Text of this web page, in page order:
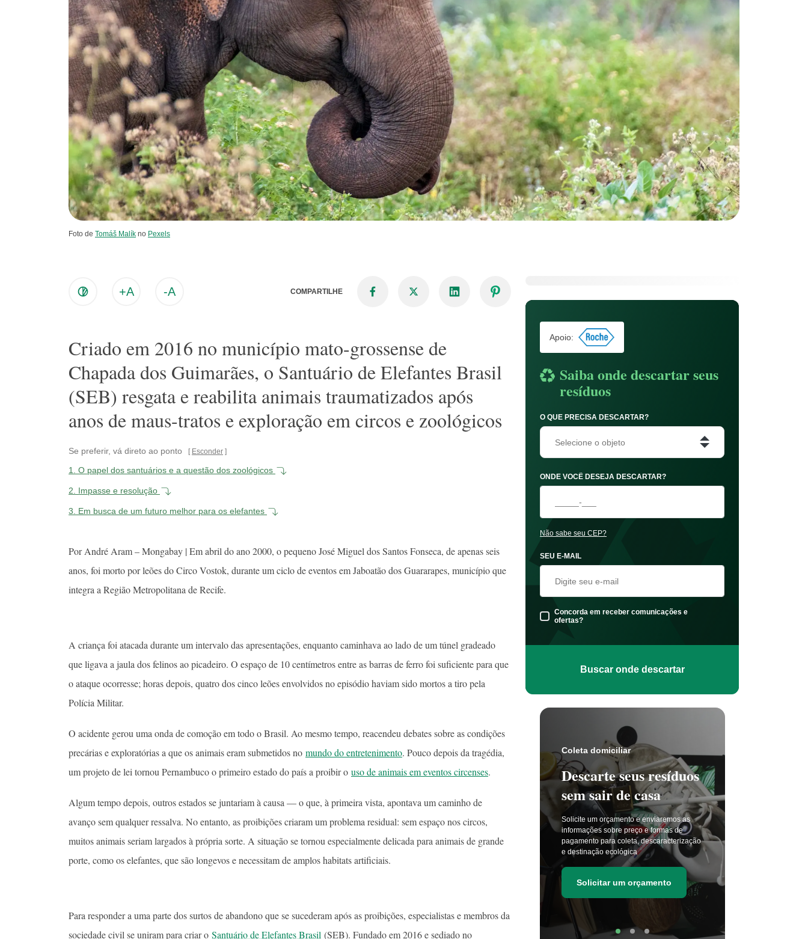
Foto de Tomáš Malík no Pexels
+A -A COMPARTILHE
Criado em 2016 no município mato-grossense de
Chapada dos Guimarães, o Santuário de Elefantes Brasil
(SEB) resgata e reabilita animais traumatizados após
anos de maus-tratos e exploração em circos e zoológicos
Se preferir, vá direto ao ponto Esconder
1. O papel dos santuários e a questão dos zoológicos
2. Impasse e resolução
3. Em busca de um futuro melhor para os elefantes
Por André Aram – Mongabay | Em abril do ano 2000, o pequeno José Miguel dos Santos Fonseca, de apenas seis
anos, foi morto por leões do Circo Vostok, durante um ciclo de eventos em Jaboatão dos Guararapes, município que
integra a Região Metropolitana de Recife.
A criança foi atacada durante um intervalo das apresentações, enquanto caminhava ao lado de um túnel gradeado
que ligava a jaula dos felinos ao picadeiro. O espaço de 10 centímetros entre as barras de ferro foi suficiente para que
o ataque ocorresse; horas depois, quatro dos cinco leões envolvidos no episódio haviam sido mortos a tiro pela
Polícia Militar.
O acidente gerou uma onda de comoção em todo o Brasil. Ao mesmo tempo, reacendeu debates sobre as condições
precárias e exploratórias a que os animais eram submetidos no mundo do entretenimento. Pouco depois da tragédia,
um projeto de lei tornou Pernambuco o primeiro estado do país a proibir o uso de animais em eventos circenses.
Algum tempo depois, outros estados se juntariam à causa — o que, à primeira vista, apontava um caminho de
avanço sem qualquer ressalva. No entanto, as proibições criaram um problema residual: sem espaço nos circos,
muitos animais seriam largados à própria sorte. A situação se tornou especialmente delicada para animais de grande
porte, como os elefantes, que são longevos e necessitam de amplos habitats artificiais.
Para responder a uma parte dos surtos de abandono que se sucederam após as proibições, especialistas e membros da
sociedade civil se uniram para criar o Santuário de Elefantes Brasil (SEB). Fundado em 2016 e sediado no
Apoio:
Saiba onde descartar seus
resíduos
O QUE PRECISA DESCARTAR?
Selecione o objeto
ONDE VOCÊ DESEJA DESCARTAR?
Não sabe seu CEP?
SEU E-MAIL
Concorda em receber comunicações e
ofertas?
Buscar onde descartar
Coleta domiciliar
Descarte seus resíduos
sem sair de casa
Solicite um orçamento e enviaremos as
informações sobre preço e formas de
pagamento para coleta, descaracterização
e destinação ecológica
Solicitar um orçamento